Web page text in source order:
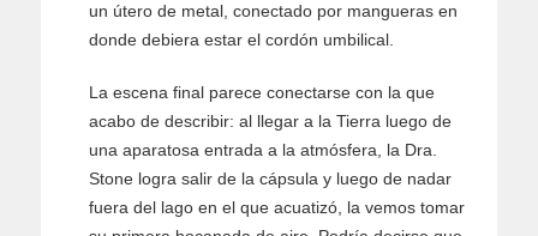
un útero de metal, conectado por mangueras en
donde debiera estar el cordón umbilical.
La escena final parece conectarse con la que
acabo de describir: al llegar a la Tierra luego de
una aparatosa entrada a la atmósfera, la Dra.
Stone logra salir de la cápsula y luego de nadar
fuera del lago en el que acuatizó, la vemos tomar